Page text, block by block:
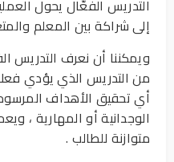
التدريس الفعَّال يحول
إلى شراكة بين المعلم
ويمكننا أن نعرف التدريس
من التدريس الذي يؤدي
أي تحقيق الأهداف
الوجدانية أو المهارية ،
متوازنة للطالب .